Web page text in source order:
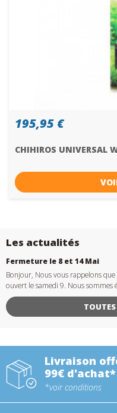
195,95 €
CHIHIROS UNIVERSAL
Les actualités
Fermeture le 8 et 14 Mai
Bonjour, Nous vous rappelons
ouvert le samedi 9. Nous sommes
Livraison
99€ d'achat*
*voir conditions